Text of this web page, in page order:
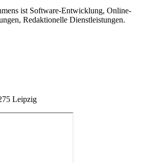
ist Software-Entwicklung, Online-
Redaktionelle Dienstleistungen.
Leipzig